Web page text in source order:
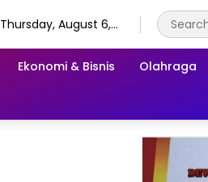
Thursday, August 6,
Ekonomi & Bisnis Olahraga